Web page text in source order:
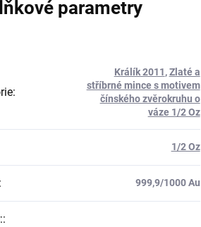
parametry
:
Králík 2011,Zlaté a
stříbrné mince s motivem
čínského zvěrokruhu o
váze 1/2 Oz
1/2 Oz
: 999,9/1000 Au
: